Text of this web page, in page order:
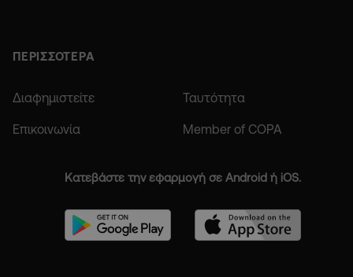
ΠΕΡΙΣΣΟΤΕΡΑ
Διαφημιστείτε Ταυτότητα
Επικοινωνία Member of COPA
Κατεβάστε την εφαρμογή σε Android ή iOS.